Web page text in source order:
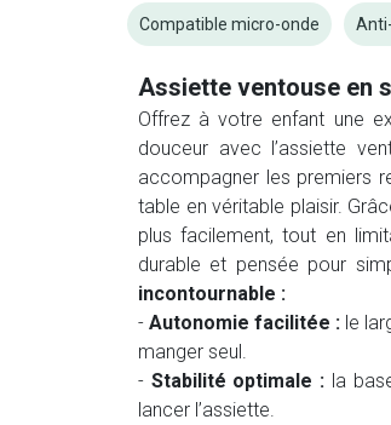
Compatible micro-onde
Assiette ventouse en
Offrez à votre enfant une
douceur avec l’assiette
accompagner les premiers
table en véritable plaisir.
plus facilement, tout en
durable et pensée pour
incontournable :
- Autonomie facilitée : le
manger seul.
- Stabilité optimale : la
lancer l’assiette.